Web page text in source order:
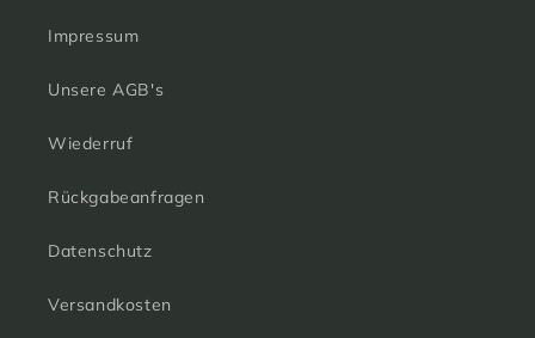
Impressum
Unsere AGB's
Wiederruf
Rückgabeanfragen
Datenschutz
Versandkosten